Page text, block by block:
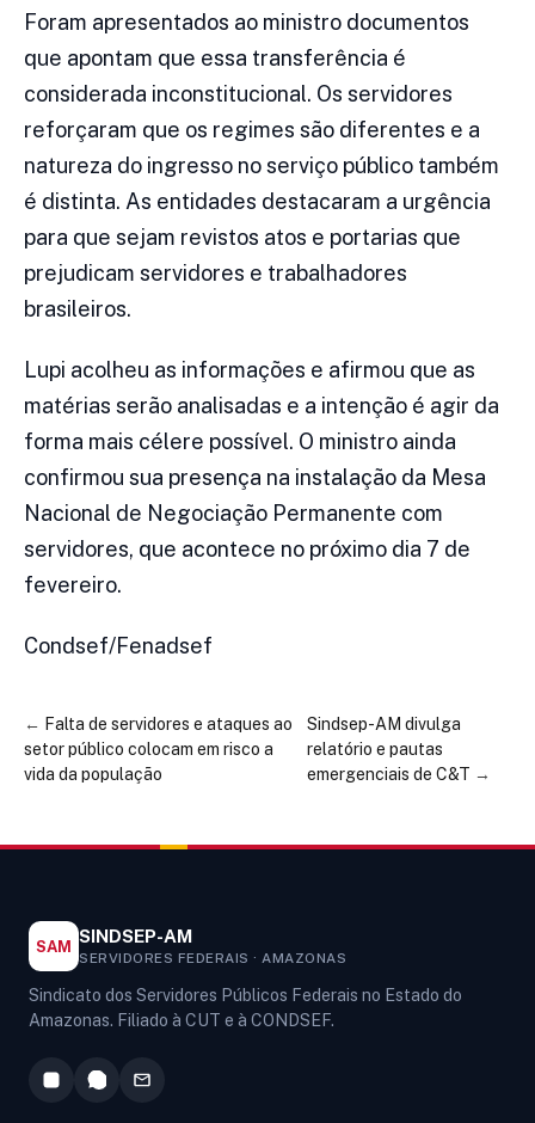
Foram apresentados ao ministro documentos
que apontam que essa transferência é
considerada inconstitucional. Os servidores
reforçaram que os regimes são diferentes e a
natureza do ingresso no serviço público também
é distinta. As entidades destacaram a urgência
para que sejam revistos atos e portarias que
prejudicam servidores e trabalhadores
brasileiros.
Lupi acolheu as informações e afirmou que as
matérias serão analisadas e a intenção é agir da
forma mais célere possível. O ministro ainda
confirmou sua presença na instalação da Mesa
Nacional de Negociação Permanente com
servidores, que acontece no próximo dia 7 de
fevereiro.
Condsef/Fenadsef
← Falta de servidores e ataques ao
setor público colocam em risco a
vida da população
Sindsep-AM divulga
relatório e pautas
emergenciais de C&T →
SAM SINDSEP-AM
SERVIDORES FEDERAIS · AMAZONAS
Sindicato dos Servidores Públicos Federais no Estado do
Amazonas. Filiado à CUT e à CONDSEF.